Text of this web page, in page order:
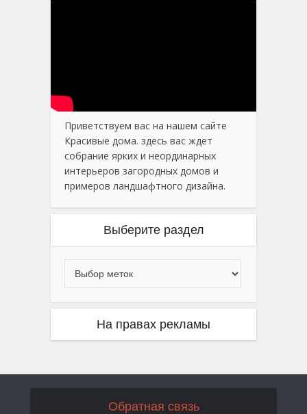
Приветствуем вас на нашем сайте
Красивые дома. здесь вас ждет
собрание ярких и неординарных
интерьеров загородных домов и
примеров ландшафтного дизайна.
Выберите раздел
На правах рекламы
Обратная связь